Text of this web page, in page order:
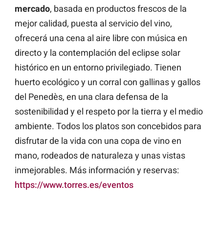
mercado, basada en productos frescos de la
mejor calidad, puesta al servicio del vino,
ofrecerá una cena al aire libre con música en
directo y la contemplación del eclipse solar
histórico en un entorno privilegiado. Tienen
huerto ecológico y un corral con gallinas y gallos
del Penedès, en una clara defensa de la
sostenibilidad y el respeto por la tierra y el medio
ambiente. Todos los platos son concebidos para
disfrutar de la vida con una copa de vino en
mano, rodeados de naturaleza y unas vistas
inmejorables. Más información y reservas:
https://www.torres.es/eventos